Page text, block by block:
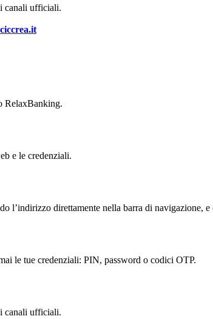
i canali ufficiali.
RelaxBanking.
e le credenziali.
l’indirizzo direttamente nella barra di
le tue credenziali: PIN, password o codici OTP.
i canali ufficiali.